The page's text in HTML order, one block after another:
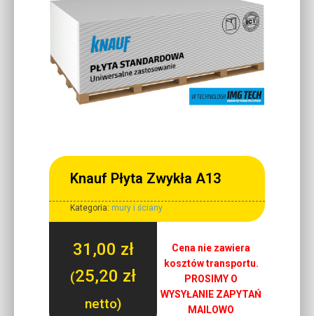
Knauf Płyta Zwykła A13
Kategoria: mury i ściany
31,00 zł
(25,20 zł
netto)
Cena nie zawiera
kosztów transportu.
PROSIMY O
WYSYŁANIE ZAPYTAŃ
MAILOWO